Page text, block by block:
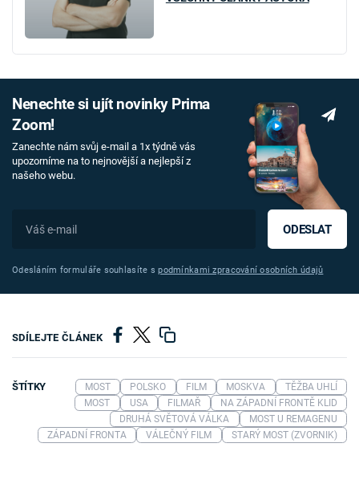
Nenechte si ujít novinky Prima
Zoom!
Zanechte nám svůj e-mail a 1x týdně vás
upozorníme na to nejnovější a nejlepší z
našeho webu.
ODESLAT
Odesláním formuláře souhlasíte spodmínkami zpracování osobních údajů
SDÍLEJTE ČLÁNEK
ŠTÍTKY MOST POLSKO FILM MOSKVA
TĚŽBA UHLÍ
MOST
USA FILMAŘ
NA ZÁPADNÍ FRONTĚ KLID
DRUHÁ SVĚTOVÁ VÁLKA
MOST U REMAGENU
ZÁPADNÍ FRONTA
VÁLEČNÝ FILM STARÝ MOST (ZVORNIK)